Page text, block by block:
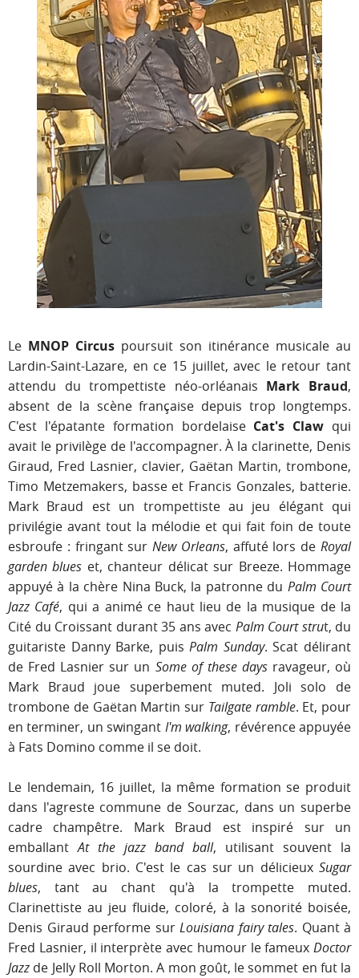
Le MNOP Circus poursuit son itinérance musicale au
Lardin-Saint-Lazare, en ce 15 juillet, avec le retour tant
attendu du trompettiste néo-orléanais Mark Braud,
absent de la scène française depuis trop longtemps.
C'est l'épatante formation bordelaise Cat's Claw qui
avait le privilège de l'accompagner. À la clarinette, Denis
Giraud, Fred Lasnier, clavier, Gaëtan Martin, trombone,
Timo Metzemakers, basse et Francis Gonzales, batterie.
Mark Braud est un trompettiste au jeu élégant qui
privilégie avant tout la mélodie et qui fait foin de toute
esbroufe : fringant surNew Orleans, affuté lors deRoyal
garden blues et, chanteur délicat sur Breeze. Hommage
appuyé à la chère Nina Buck, la patronne du Palm Court
Jazz Café, qui a animé ce haut lieu de la musique de la
Cité du Croissant durant 35 ans avec Palm Court strut, du
guitariste Danny Barke, puisPalm Sunday. Scat délirant
de Fred Lasnier sur un Some of these daysravageur, où
Mark Braud joue superbement muted. Joli solo de
trombone de Gaëtan Martin sur Tailgate ramble. Et, pour
en terminer, un swingant I'm walking, révérence appuyée
à Fats Domino comme il se doit.
Le lendemain, 16 juillet, la même formation se produit
dans l'agreste commune de Sourzac, dans un superbe
cadre champêtre. Mark Braud est inspiré sur un
emballantAt the jazz band ball, utilisant souvent la
sourdine avec brio. C'est le cas sur un délicieux Sugar
blues, tant au chant qu'à la trompette muted.
Clarinettiste au jeu fluide, coloré, à la sonorité boisée,
Denis Giraud performe sur Louisiana fairy tales. Quant à
Fred Lasnier, il interprète avec humour le fameux Doctor
Jazz de Jelly Roll Morton. A mon goût, le sommet en fut la